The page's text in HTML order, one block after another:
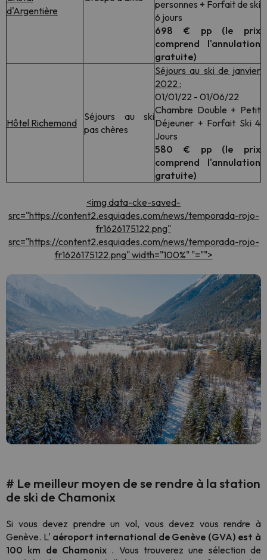
d'Argentière
personnes + Forfait de ski
6 jours
698 € pp (le prix
comprend l'annulation
gratuite)
Hôtel Richemond
Séjours au ski
pas chères
Séjours au ski de janvier
2022 :
01/01/22 - 01/06/22
Chambre Double + Petit
Déjeuner + Forfait Ski 4
Jours
580 € pp (le prix
comprend l'annulation
gratuite)
<img data-cke-saved-
src="https://content2.esquiades.com/news/temporada-rojo-
fr1626175122.png"
src="https://content2.esquiades.com/news/temporada-rojo-
fr1626175122.png" width="100%" "="">
# Le meilleur moyen de se rendre à la station
de ski de Chamonix
Si vous devez prendre un vol, vous devez vous rendre à
Genève. L' aéroport international de Genève (GVA) est à
100 km de Chamonix . Vous trouverez une sélection de